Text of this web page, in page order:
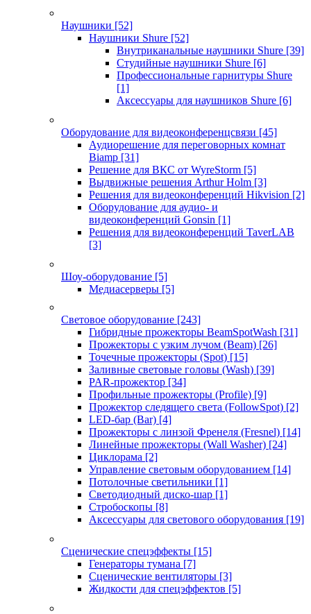
Наушники [52]
Наушники Shure [52]
Внутриканальные наушники Shure [39]
Студийные наушники Shure [6]
Профессиональные гарнитуры Shure
[1]
Аксессуары для наушников Shure [6]
Оборудование для видеоконференцсвязи [45]
Аудиорешение для переговорных комнат
Biamp [31]
Решение для ВКС от WyreStorm [5]
Выдвижные решения Arthur Holm [3]
Решения для видеоконференций Hikvision [2]
Оборудование для аудио- и
видеоконференций Gonsin [1]
Решения для видеоконференций TaverLAB
[3]
Шоу-оборудование [5]
Медиасерверы [5]
Световое оборудование [243]
Гибридные прожекторы BeamSpotWash [31]
Прожекторы с узким лучом (Beam) [26]
Точечные прожекторы (Spot) [15]
Заливные световые головы (Wash) [39]
PAR-прожектор [34]
Профильные прожекторы (Profile) [9]
Прожектор следящего света (FollowSpot) [2]
LED-бар (Bar) [4]
Прожекторы с линзой Френеля (Fresnel) [14]
Линейные прожекторы (Wall Washer) [24]
Циклорама [2]
Управление световым оборудованием [14]
Потолочные светильники [1]
Светодиодный диско-шар [1]
Стробоскопы [8]
Аксессуары для светового оборудования [19]
Сценические спецэффекты [15]
Генераторы тумана [7]
Сценические вентиляторы [3]
Жидкости для спецэффектов [5]